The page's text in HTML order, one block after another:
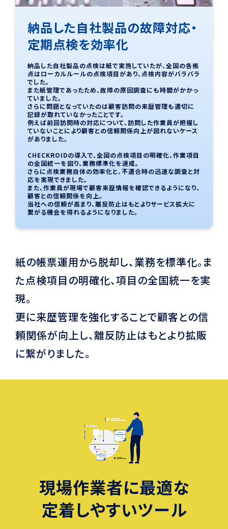
納品した自社製品の故障対応・
定期点検を効率化
納品した自社製品の点検は紙で実施していたが、全国の各拠
点はローカルルールの点検項目があり、点検内容がバラバラ
でした。
また紙管理であったため、故障の原因調査にも時間がかかっ
ていました。
さらに問題となっていたのは顧客訪問の来歴管理も適切に
記録が取れていなかったことです。
例えば前回訪問時の対応について、訪問した作業員が把握し
ていないことにより顧客との信頼関係向上が図れないケース
がありました。
CHECKROIDの導入で、全国の点検項目の明確化、作業項目
の全国統一を図り、業務標準化を達成。
さらに点検業務自体の効率化と、不適合時の迅速な調査と対
応を実現できました。
また、作業員が現場で顧客来歴情報を確認できるようになり、
顧客との信頼関係を向上。
当社への信頼が高まり、離反防止はもとよりサービス拡大に
繋がる機会を得れるようになりました。
紙の帳票運用から脱却し、業務を標準化。ま
た点検項目の明確化、項目の全国統一を実
現。
更に来歴管理を強化することで顧客との信
頼関係が向上し、離反防止はもとより拡販
に繋がりました。
現場作業者に最適な
定着しやすいツール